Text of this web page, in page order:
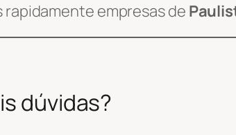
empresas de
dúvidas?